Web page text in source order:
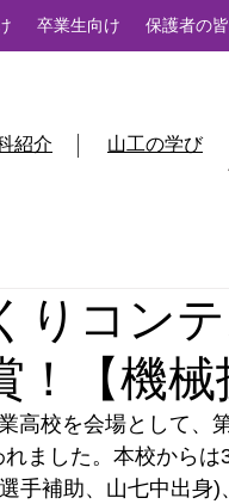
卒業生向け 保護者の
紹介 山工の学び
りコン
！【機械
高校を会場として、
ました。本校から
手補助、山七中出身